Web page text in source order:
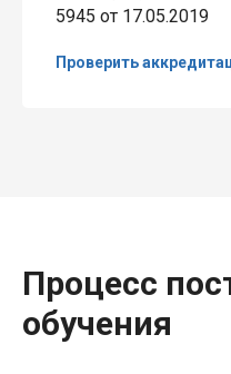
5945 от 17.05.2019
Проверить
Процесс
обучения